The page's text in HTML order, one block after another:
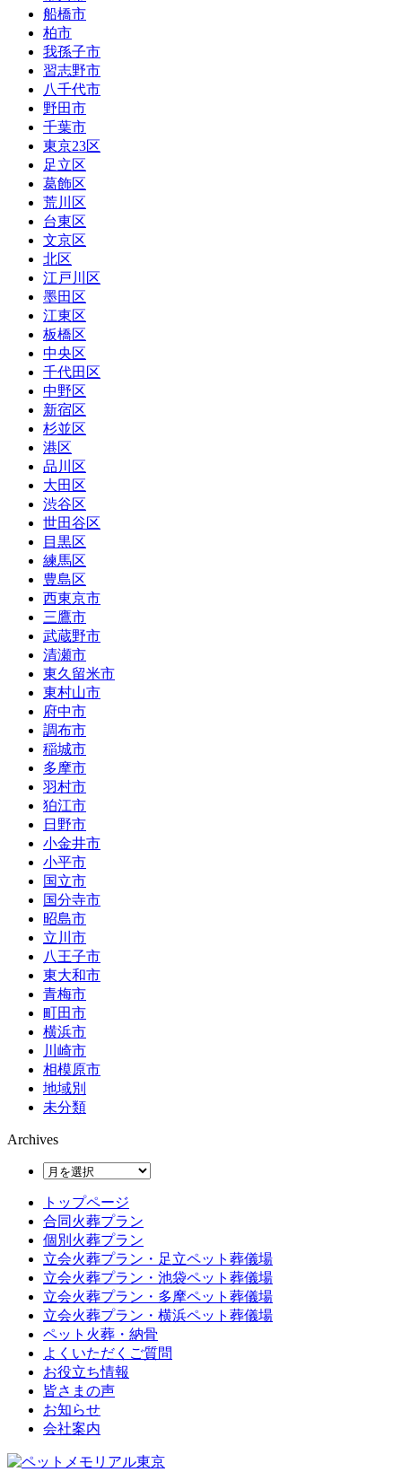
船橋市
柏市
我孫子市
習志野市
八千代市
野田市
千葉市
東京23区
足立区
葛飾区
荒川区
台東区
文京区
北区
江戸川区
墨田区
江東区
板橋区
中央区
千代田区
中野区
新宿区
杉並区
港区
品川区
大田区
渋谷区
世田谷区
目黒区
練馬区
豊島区
西東京市
三鷹市
武蔵野市
清瀬市
東久留米市
東村山市
府中市
調布市
稲城市
多摩市
羽村市
狛江市
日野市
小金井市
小平市
国立市
国分寺市
昭島市
立川市
八王子市
東大和市
青梅市
町田市
横浜市
川崎市
相模原市
地域別
未分類
Archives
トップページ
合同火葬プラン
個別火葬プラン
立会火葬プラン・足立ペット葬儀場
立会火葬プラン・池袋ペット葬儀場
立会火葬プラン・多摩ペット葬儀場
立会火葬プラン・横浜ペット葬儀場
ペット火葬・納骨
よくいただくご質問
お役立ち情報
皆さまの声
お知らせ
会社案内